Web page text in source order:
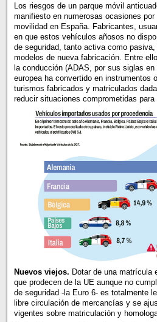
Los riesgos de un parque móvil
manifiesto en numerosas ocasiones
movilidad en España. Fabricantes,
en que estos vehículos añosos no
de seguridad, tanto activa como
modelos de nueva fabricación. Entre
la conducción (ADAS, por sus siglas
europea ha convertido en instrumentos
turismos fabricados y matriculados
reducir situaciones comprometidas
Nuevos viejos. Dotar de una matrícula
que prodecen de la UE aunque no
de seguridad -la Euro 6- es totalmente
libre circulación de mercancías y se
vigentes sobre matriculación y